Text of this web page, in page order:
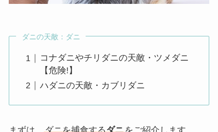
ダニの天敵：ダニ
コナダニやチリダニの天敵・ツメダニ
【危険!】
ハダニの天敵・カブリダニ